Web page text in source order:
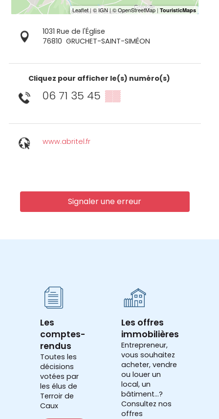
1031 Rue de l'Église
76810 GRUCHET-SAINT-SIMÉON
Cliquez pour afficher le(s) numéro(s)
06 71 35 45 ▒▒
www.abritel.fr
Signaler une erreur
Les
comptes-
rendus
Toutes les
décisions
votées par
les élus de
Terroir de
Caux
Les offres
immobilières
Entrepreneur,
vous souhaitez
acheter, vendre
ou louer un
local, un
bâtiment...?
Consultez nos
offres